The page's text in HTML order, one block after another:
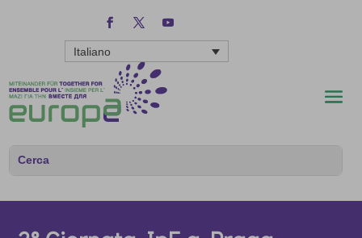
Italiano